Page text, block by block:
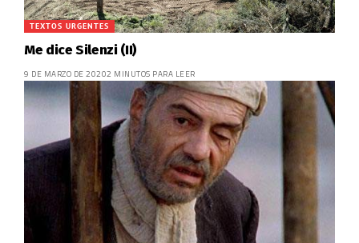
TEXTOS URGENTES
Me dice Silenzi (II)
9 DE MARZO DE 20202 MINUTOS PARA LEER